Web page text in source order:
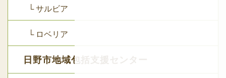
└ サルビア
└ ロベリア
日野市地域包括支援センター